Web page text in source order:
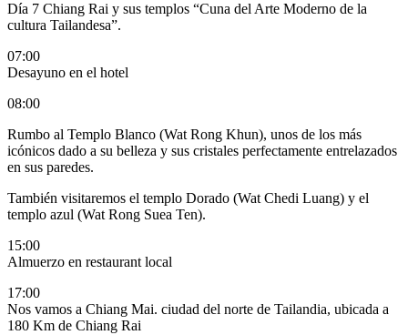
Día 7 Chiang Rai y sus templos “Cuna del Arte Moderno de la
cultura Tailandesa”.
07:00
Desayuno en el hotel
08:00
Rumbo al Templo Blanco (Wat Rong Khun), unos de los más
icónicos dado a su belleza y sus cristales perfectamente entrelazados
en sus paredes.
También visitaremos el templo Dorado (Wat Chedi Luang) y el
templo azul (Wat Rong Suea Ten).
15:00
Almuerzo en restaurant local
17:00
Nos vamos a Chiang Mai. ciudad del norte de Tailandia, ubicada a
180 Km de Chiang Rai